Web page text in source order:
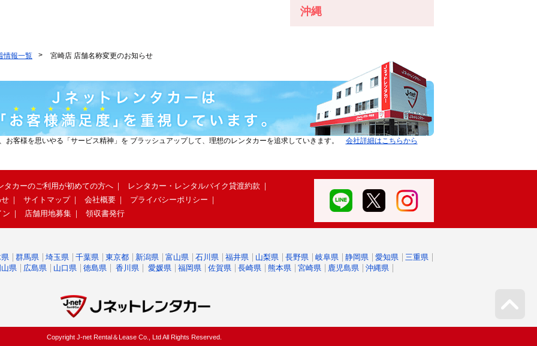
沖縄
情報一覧 宮崎店 店舗名称変更のお知らせ
お客様を思いやる「サービス精神」を ブラッシュアップして、理想のレンタカーを追求していきます。 会社詳細はこちらから
タカーのご利用が初めての方へ
レンタカー・レンタルバイク貸渡約款
サイトマップ 会社概要
プライバシーポリシー
ン 店舗用地募集 領収書発行
群馬県 埼玉県 千葉県 東京都 新潟県 富山県 石川県 福井県 山梨県 長野県 岐阜県 静岡県 愛知県
三重県
山県 広島県 山口県 徳島県 香川県 愛媛県 福岡県 佐賀県 長崎県 熊本県 宮崎県 鹿児島県 沖縄県
Copyright J-net Rental＆Lease Co., Ltd All Rights Reserved.